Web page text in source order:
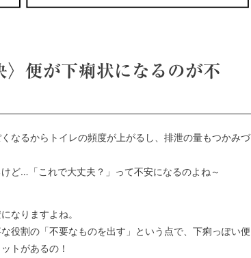
便が下痢状になるのが不
なるからトイレの頻度が上がるし、排泄の量もつかみづ
ど…「これで大丈夫？」って不安になるのよね～
なりますよね。
役割の「不要なものを出す」という点で、下痢っぽい便
トがあるの！